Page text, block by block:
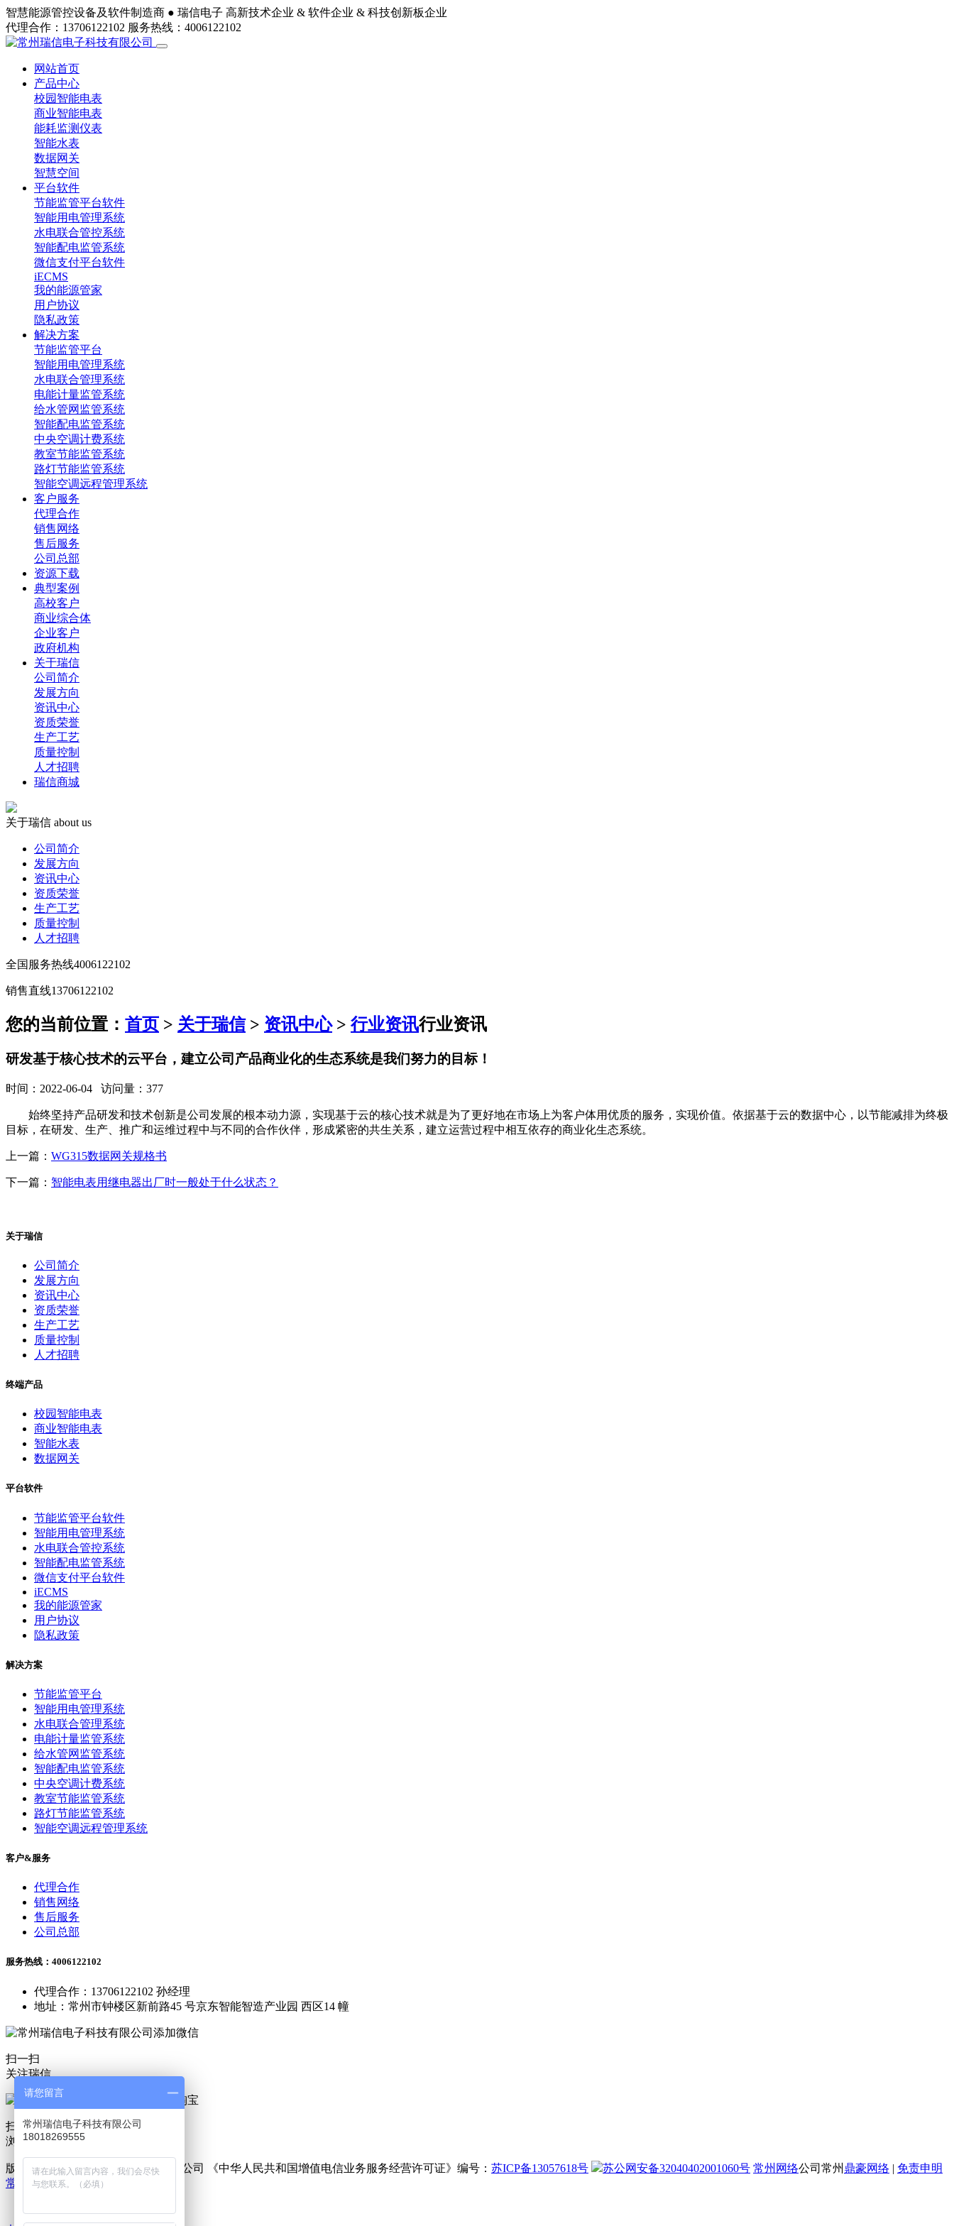
智慧能源管控设备及软件制造商 ● 瑞信电子 高新技术企业 & 软件企业 & 科技创新板企业
代理合作：13706122102 服务热线：4006122102
网站首页
产品中心
校园智能电表
商业智能电表
能耗监测仪表
智能水表
数据网关
智慧空间
平台软件
节能监管平台软件
智能用电管理系统
水电联合管控系统
智能配电监管系统
微信支付平台软件
iECMS
我的能源管家
用户协议
隐私政策
解决方案
节能监管平台
智能用电管理系统
水电联合管理系统
电能计量监管系统
给水管网监管系统
智能配电监管系统
中央空调计费系统
教室节能监管系统
路灯节能监管系统
智能空调远程管理系统
客户服务
代理合作
销售网络
售后服务
公司总部
资源下载
典型案例
高校客户
商业综合体
企业客户
政府机构
关于瑞信
公司简介
发展方向
资讯中心
资质荣誉
生产工艺
质量控制
人才招聘
瑞信商城
关于瑞信 about us
公司简介
发展方向
资讯中心
资质荣誉
生产工艺
质量控制
人才招聘
全国服务热线4006122102
销售直线13706122102
您的当前位置： 首页 > 关于瑞信> 资讯中心> 行业资讯行业资讯
研发基于核心技术的云平台，建立公司产品商业化的生态系统是我们努力的目标！
时间：2022-06-04 访问量：377
始终坚持产品研发和技术创新是公司发展的根本动力源，实现基于云的核心技术就是为了更好地在市场上为客户体用优质的服务，实现价值。依据基于云的数据中心，以节能减排为终极
目标，在研发、生产、推广和运维过程中与不同的合作伙伴，形成紧密的共生关系，建立运营过程中相互依存的商业化生态系统。
上一篇： WG315数据网关规格书
下一篇： 智能电表用继电器出厂时一般处于什么状态？
关于瑞信
公司简介
发展方向
资讯中心
资质荣誉
生产工艺
质量控制
人才招聘
终端产品
校园智能电表
商业智能电表
智能水表
数据网关
平台软件
节能监管平台软件
智能用电管理系统
水电联合管控系统
智能配电监管系统
微信支付平台软件
iECMS
我的能源管家
用户协议
隐私政策
解决方案
节能监管平台
智能用电管理系统
水电联合管理系统
电能计量监管系统
给水管网监管系统
智能配电监管系统
中央空调计费系统
教室节能监管系统
路灯节能监管系统
智能空调远程管理系统
客户&服务
代理合作
销售网络
售后服务
公司总部
服务热线：4006122102
代理合作：13706122102 孙经理
地址：常州市钟楼区新前路45 号京东智能智造产业园 西区14 幢
扫一扫
关注瑞信
扫一扫
浏览淘宝
版权所有 © 常州瑞信电子科技有限公司 《中华人民共和国增值电信业务服务经营许可证》编号： 苏ICP备13057618号 苏公网安备32040402001060号 常州网络公司常州 鼎豪网络 | 免责申明
常州恒盾机械科技有限公司
请您留言
常州瑞信电子科技有限公司
18018269555